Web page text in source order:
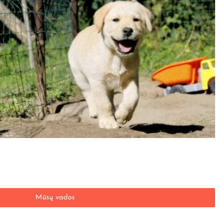
Mūsų vados